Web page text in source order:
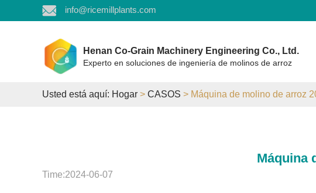
info@ricemillplants.com
Henan Co-Grain Machinery Engineering Co., Ltd.
Experto en soluciones de ingeniería de molinos de arroz
Usted está aquí: Hogar > CASOS > Máquina de molino de arroz
Máquina
Time:2024-06-07